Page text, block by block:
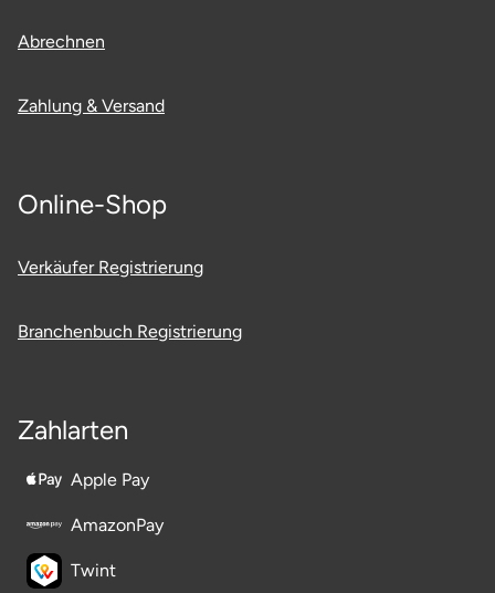
Abrechnen
Zahlung & Versand
Online-Shop
Verkäufer Registrierung
Branchenbuch Registrierung
Zahlarten
Apple Pay
AmazonPay
Twint